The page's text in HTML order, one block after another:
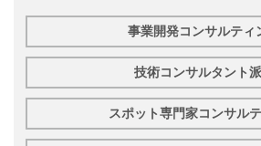
事業開発コンサルティ
技術コンサルタント
スポット専門家コンサル